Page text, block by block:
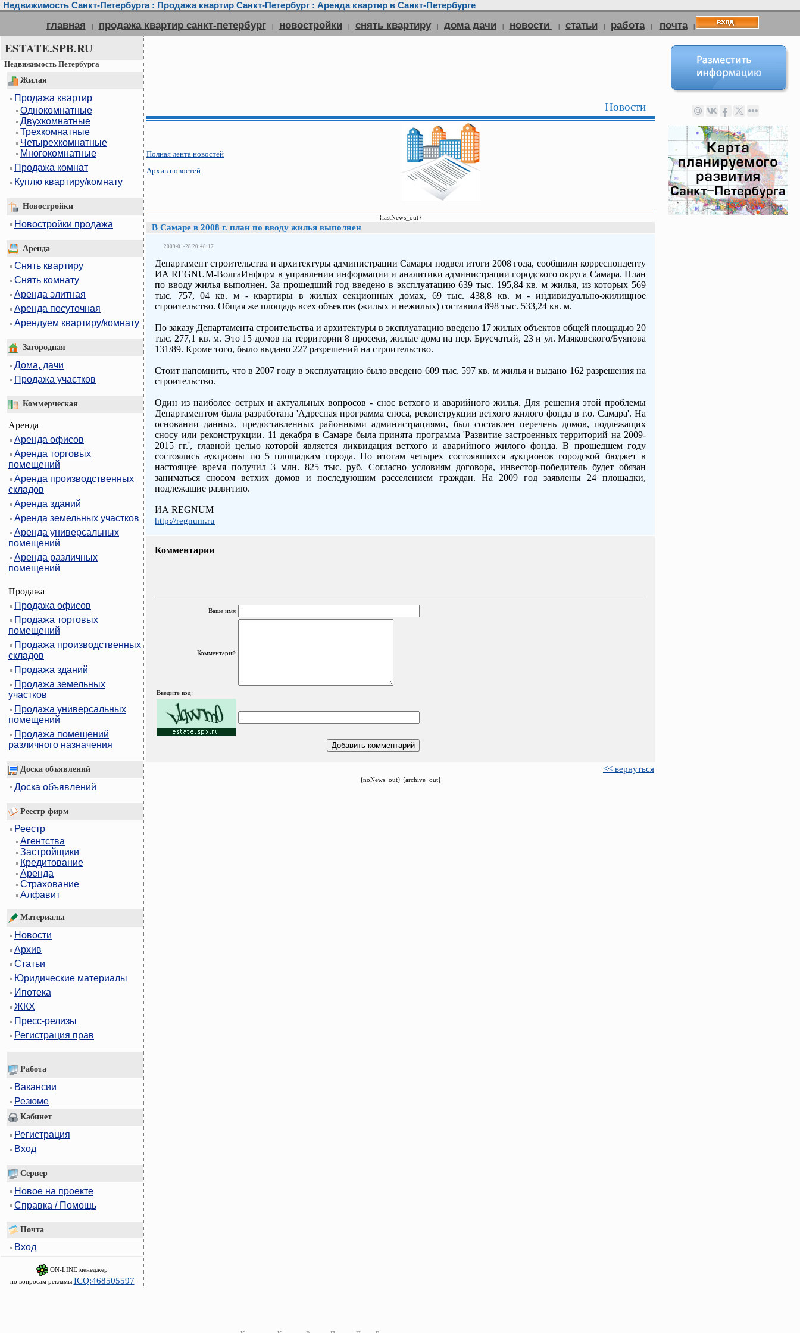
Недвижимость Санкт-Петербурга : Продажа квартир Санкт-Петербург : Аренда квартир в Санкт-Петербурге
главная | продажа квартир санкт-петербург | новостройки | снять квартиру | дома дачи | новости | статьи | работа | почта |
ESTATE.SPB.RU
Недвижимость Петербурга
Жилая
Продажа квартир
Однокомнатные
Двухкомнатные
Трехкомнатные
Четырехкомнатные
Многокомнатные
Продажа комнат
Куплю квартиру/комнату
Новостройки
Новостройки продажа
Аренда
Снять квартиру
Снять комнату
Аренда элитная
Аренда посуточная
Арендуем квартиру/комнату
Загородная
Дома, дачи
Продажа участков
Коммерческая
Аренда
Аренда офисов
Аренда торговых
помещений
Аренда производственных
складов
Аренда зданий
Аренда земельных участков
Аренда универсальных
помещений
Аренда различных
помещений
Продажа
Продажа офисов
Продажа торговых
помещений
Продажа производственных
складов
Продажа зданий
Продажа земельных
участков
Продажа универсальных
помещений
Продажа помещений
различного назначения
Доска объявлений
Доска объявлений
Реестр фирм
Реестр
Агентства
Застройщики
Кредитование
Аренда
Страхование
Алфавит
Материалы
Новости
Архив
Статьи
Юридические материалы
Ипотека
ЖКХ
Пресс-релизы
Регистрация прав
Работа
Вакансии
Резюме
Кабинет
Регистрация
Вход
Сервер
Новое на проекте
Справка / Помощь
Почта
Вход
ON-LINE менеджер
по вопросам рекламы ICQ:468505597
Новости
Полная лента новостей
Архив новостей
{lastNews_out}
В Самаре в 2008 г. план по вводу жилья выполнен
2009-01-28 20:48:17
Департамент строительства и архитектуры администрации Самары подвел итоги 2008 года, сообщили корреспонденту
ИА REGNUM-ВолгаИнформ в управлении информации и аналитики администрации городского округа Самара. План
по вводу жилья выполнен. За прошедший год введено в эксплуатацию 639 тыс. 195,84 кв. м жилья, из которых 569
тыс. 757, 04 кв. м - квартиры в жилых секционных домах, 69 тыс. 438,8 кв. м - индивидуально-жилищное
строительство. Общая же площадь всех объектов (жилых и нежилых) составила 898 тыс. 533,24 кв. м.
По заказу Департамента строительства и архитектуры в эксплуатацию введено 17 жилых объектов общей площадью 20
тыс. 277,1 кв. м. Это 15 домов на территории 8 просеки, жилые дома на пер. Брусчатый, 23 и ул. Маяковского/Буянова
131/89. Кроме того, было выдано 227 разрешений на строительство.
Стоит напомнить, что в 2007 году в эксплуатацию было введено 609 тыс. 597 кв. м жилья и выдано 162 разрешения на
строительство.
Один из наиболее острых и актуальных вопросов - снос ветхого и аварийного жилья. Для решения этой проблемы
Департаментом была разработана 'Адресная программа сноса, реконструкции ветхого жилого фонда в г.о. Самара'. На
основании данных, предоставленных районными администрациями, был составлен перечень домов, подлежащих
сносу или реконструкции. 11 декабря в Самаре была принята программа 'Развитие застроенных территорий на 2009-
2015 гг.', главной целью которой является ликвидация ветхого и аварийного жилого фонда. В прошедшем году
состоялись аукционы по 5 площадкам города. По итогам четырех состоявшихся аукционов городской бюджет в
настоящее время получил 3 млн. 825 тыс. руб. Согласно условиям договора, инвестор-победитель будет обязан
заниматься сносом ветхих домов и последующим расселением граждан. На 2009 год заявлены 24 площадки,
подлежащие развитию.
ИА REGNUM
http://regnum.ru
Комментарии
Ваше имя
Комментарий
Введите код:
<< вернуться
{noNews_out} {archive_out}